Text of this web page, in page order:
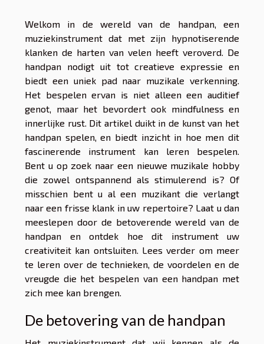
Welkom in de wereld van de handpan, een
muziekinstrument dat met zijn hypnotiserende
klanken de harten van velen heeft veroverd. De
handpan nodigt uit tot creatieve expressie en
biedt een uniek pad naar muzikale verkenning.
Het bespelen ervan is niet alleen een auditief
genot, maar het bevordert ook mindfulness en
innerlijke rust. Dit artikel duikt in de kunst van het
handpan spelen, en biedt inzicht in hoe men dit
fascinerende instrument kan leren bespelen.
Bent u op zoek naar een nieuwe muzikale hobby
die zowel ontspannend als stimulerend is? Of
misschien bent u al een muzikant die verlangt
naar een frisse klank in uw repertoire? Laat u dan
meeslepen door de betoverende wereld van de
handpan en ontdek hoe dit instrument uw
creativiteit kan ontsluiten. Lees verder om meer
te leren over de technieken, de voordelen en de
vreugde die het bespelen van een handpan met
zich mee kan brengen.
De betovering van de handpan